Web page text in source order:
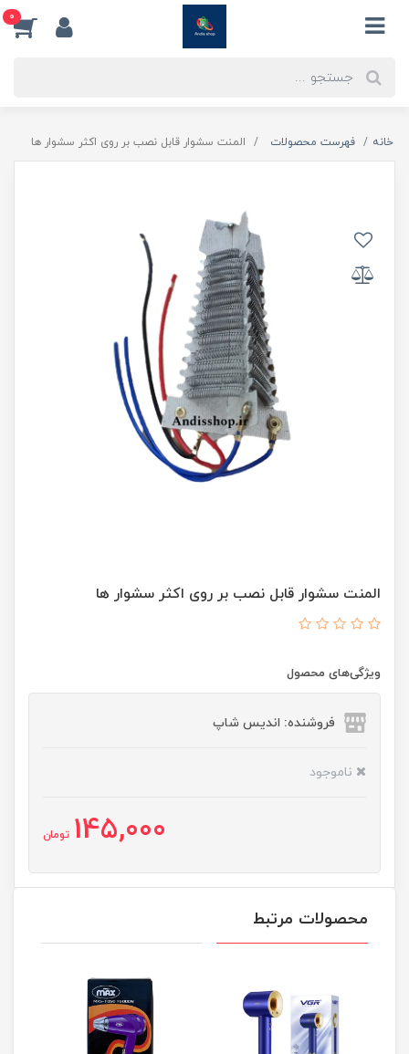
0
خانه فهرست محصولات المنت سشوار قابل نصب بر روی اکثر سشوار ها
المنت سشوار قابل نصب بر روی اکثر سشوار ها
ویژگی‌های محصول
فروشنده: اندیس شاپ
ناموجود
145,000 تومان
محصولات مرتبط